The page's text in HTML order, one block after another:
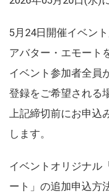
5月24日開催イベン
アバター・エモート
イベント参加者全員
登録をご希望される
上記締切前にお申
します。
イベントオリジナル
ート」の追加申込方